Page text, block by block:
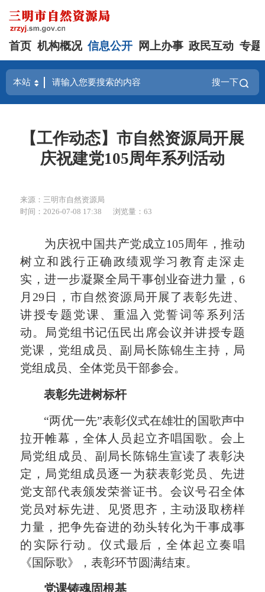
首页 机构概况 信息公开 网上办事 政民互动 专题
搜一下
【工作动态】市自然资源局开展
庆祝建党105周年系列活动
来源：三明市自然资源局
时间：2026-07-08 17:38
浏览量：63
为庆祝中国共产党成立105周年，推动
树立和践行正确政绩观学习教育走深走
实，进一步凝聚全局干事创业奋进力量，6
月29日，市自然资源局开展了表彰先进、
讲授专题党课、重温入党誓词等系列活
动。局党组书记伍民出席会议并讲授专题
党课，党组成员、副局长陈锦生主持，局
党组成员、全体党员干部参会。
表彰先进树标杆
“两优一先”表彰仪式在雄壮的国歌声中
拉开帷幕，全体人员起立齐唱 国歌。 会上
局党组成员、副局长陈锦生宣读了表彰决
定，局党组成员逐一为获表彰党员、先进
党支部代表颁发荣誉证书。会议号召全体
党员对标先进、见贤思齐，主动汲取榜样
力量，把争先奋进的劲头转化为干事成事
的实际行动。仪式最后，全体起立奏唱
《国际歌》，表彰环节圆满结束。
党课铸魂固根基